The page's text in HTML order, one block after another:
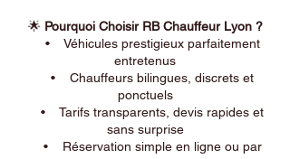
🌟 Pourquoi Choisir RB Chauffeur Lyon ?
• Véhicules prestigieux parfaitement
entretenus
• Chauffeurs bilingues, discrets et
ponctuels
• Tarifs transparents, devis rapides et
sans surprise
• Réservation simple en ligne ou par